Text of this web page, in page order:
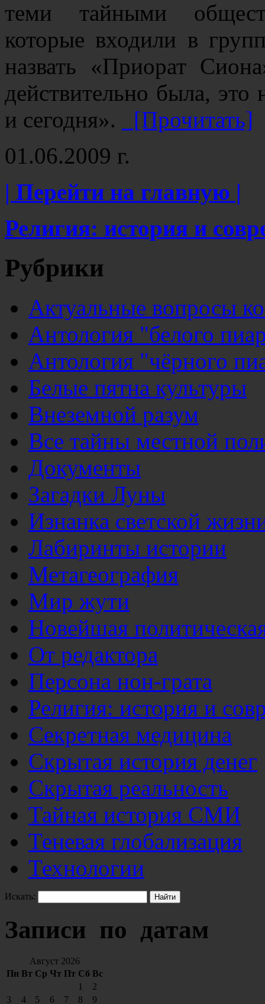
теми тайными
которые входили в
назвать «Приорат
действительно была, это
и сегодня».
[Прочитать]
01.06.2009 г.
| Перейти на главную |
Религия: история и
Рубрики
Актуальные вопросы
Антология "белого
Антология "чёрного
Белые пятна культуры
Внеземной разум
Все тайны местной
Документы
Загадки Луны
Изнанка светской
Лабиринты истории
Метагеография
Мир жути
Новейшая
От редактора
Персона нон-грата
Религия: история и
Секретная медицина
Скрытая история денег
Скрытая реальность
Тайная история СМИ
Теневая глобализация
Технологии
Искать:
Записи по датам
Август 2026
Пн Вт Ср Чт Пт Сб Вс
1
2
3
4 5 6 7 8 9